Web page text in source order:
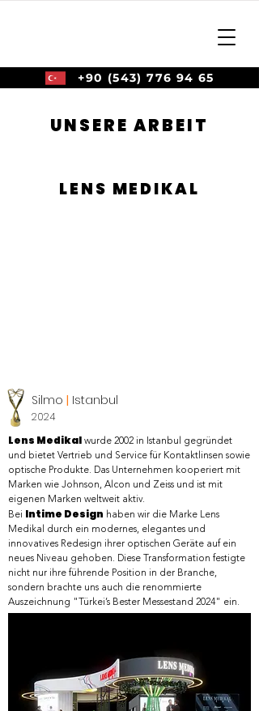
+90 (543) 776 94 65
UNSERE ARBEIT
LENS MEDIKAL
Silmo | Istanbul
2024
Lens Medikal wurde 2002 in Istanbul gegründet
und bietet Vertrieb und Service für Kontaktlinsen sowie
optische Produkte. Das Unternehmen kooperiert mit
Marken wie Johnson, Alcon und Zeiss und ist mit
eigenen Marken weltweit aktiv.​
Bei Intime Design haben wir die Marke Lens
Medikal durch ein modernes, elegantes und
innovatives Redesign ihrer optischen Geräte auf ein
neues Niveau gehoben. Diese Transformation festigte
nicht nur ihre führende Position in der Branche,
sondern brachte uns auch die renommierte
Auszeichnung "Türkei’s Bester Messestand 2024" ein.